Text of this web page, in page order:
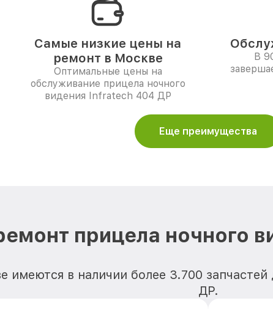
Самые низкие цены на
ремонт в Москве
Оптимальные цены на
обслуживание прицела ночного
видения Infratech 404 ДР
В
Еще преимущества
прицела ночного
имеются в наличии более 3.700
ДР.